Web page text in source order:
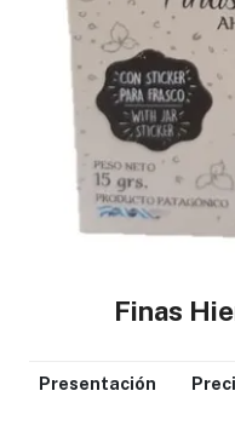
Finas
Presentación